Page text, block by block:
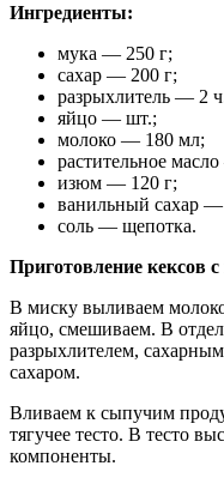
Ингредиенты:
мука — 250 г;
сахар — 200 г;
разрыхлитель — 2
яйцо — шт.;
молоко — 180 мл;
растительное
изюм — 120 г;
ванильный сахар —
соль — щепотка.
Приготовление кексов
В миску выливаем
яйцо, смешиваем. В
разрыхлителем,
сахаром.
Вливаем к сыпучим
тягучее тесто. В тесто
компоненты.